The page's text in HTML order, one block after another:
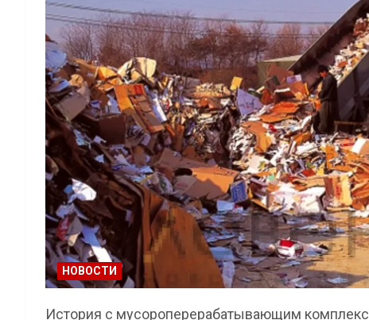
НОВОСТИ
История с мусороперерабатывающим